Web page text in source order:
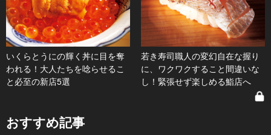
いくらとうにの輝く丼に目を奪
われる！大人たちを唸らせるこ
と必至の新店5選
若き寿司職人の変幻自在な握り
に、ワクワクすること間違いな
し！緊張せず楽しめる鮨店へ
おすすめ記事